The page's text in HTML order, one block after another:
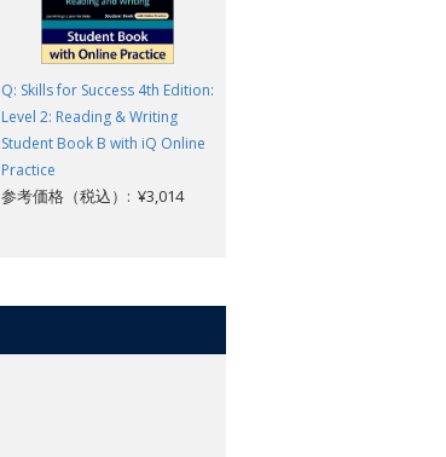
Q: Skills for Success 4th Edition:
Level 2: Reading & Writing
Student Book B with iQ Online
Practice
参考価格（税込）: ¥3,014